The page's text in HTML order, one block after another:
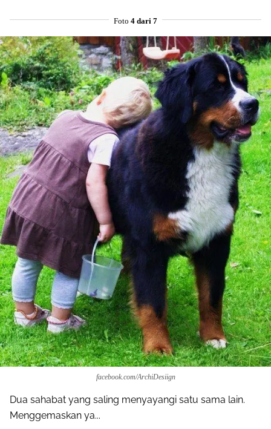
Foto 4 dari 7
facebook.com/ArchiDesiign
Dua sahabat yang saling menyayangi satu sama lain.
Menggemaskan ya...